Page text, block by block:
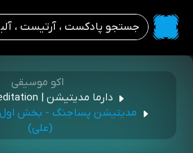
اکو موسیقی
دارما مدیتیشن | Dharma Meditation
مدیتیشن پساجنگ - بخش
(علی)